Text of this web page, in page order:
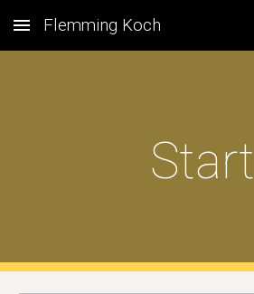
Skip to main content
Flemming Koch
Start